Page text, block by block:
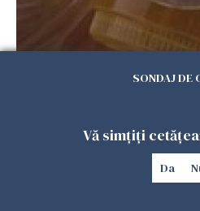
Nou test de urină, ajutor
SONDAJ DE
Vă simțiți
Da